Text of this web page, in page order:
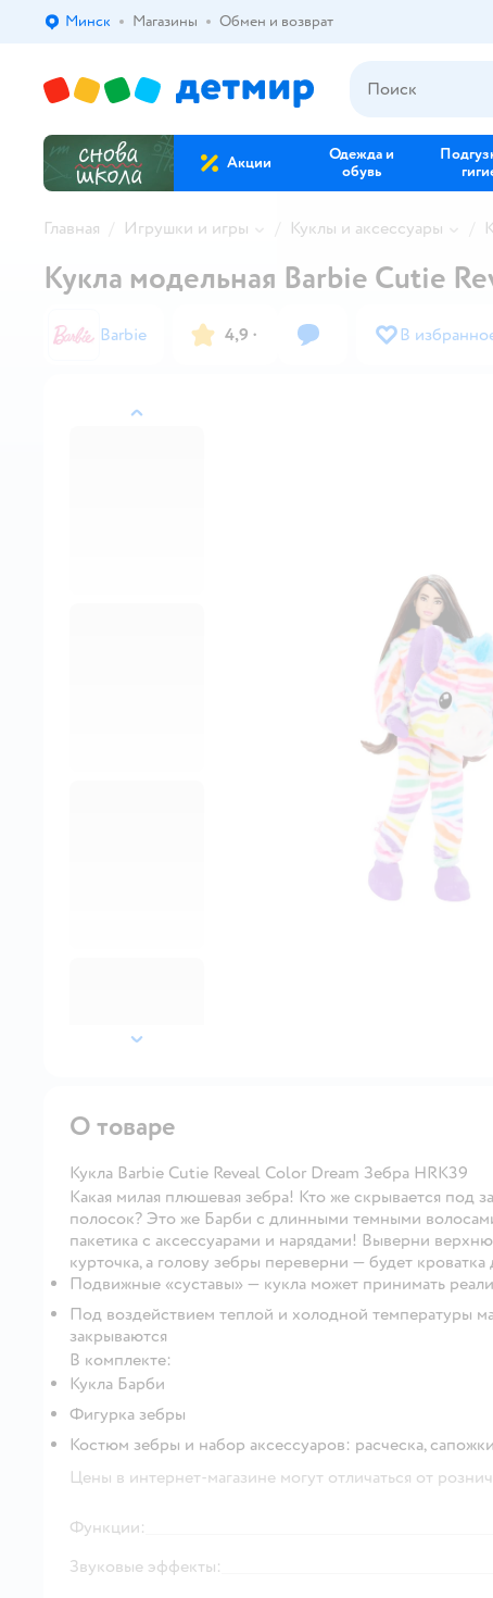
Выбор адреса доставки.
Минск Магазины Обмен и возврат
Акции
Одежда и
обувь
Главная Игрушки и игры Куклы и аксессуары
назад
далее
Кукла модельная Barbie Cutie
Barbie 4,9 · В
О товаре
Кукла Barbie Cutie Reveal Color Dream Зебра HRK39
Какая милая плюшевая зебра! Кто же скрывается под
полосок? Это же Барби с длинными темными
пакетика с аксессуарами и нарядами! Выверни
курточка, а голову зебры переверни — будет
Подвижные «суставы» — кукла может принимать
Под воздействием теплой и холодной температуры
закрываются
В комплекте:
Кукла Барби
Фигурка зебры
Костюм зебры и набор аксессуаров: расческа,
Цены в интернет-магазине могут отличаться от
Функции:
Звуковые эффекты: